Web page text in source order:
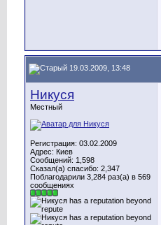
19.03.2009, 13:48
Никуся
Местный
Регистрация: 03.02.2009
Адрес: Киев
Сообщений: 1,598
Сказал(а) спасибо: 2,347
Поблагодарили 3,284 раз(а) в 569
сообщениях